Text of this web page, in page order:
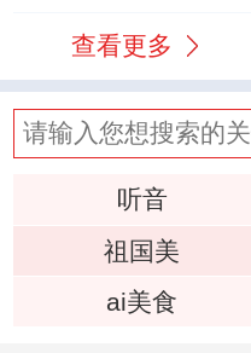
查看更多
听音
祖国美
ai美食